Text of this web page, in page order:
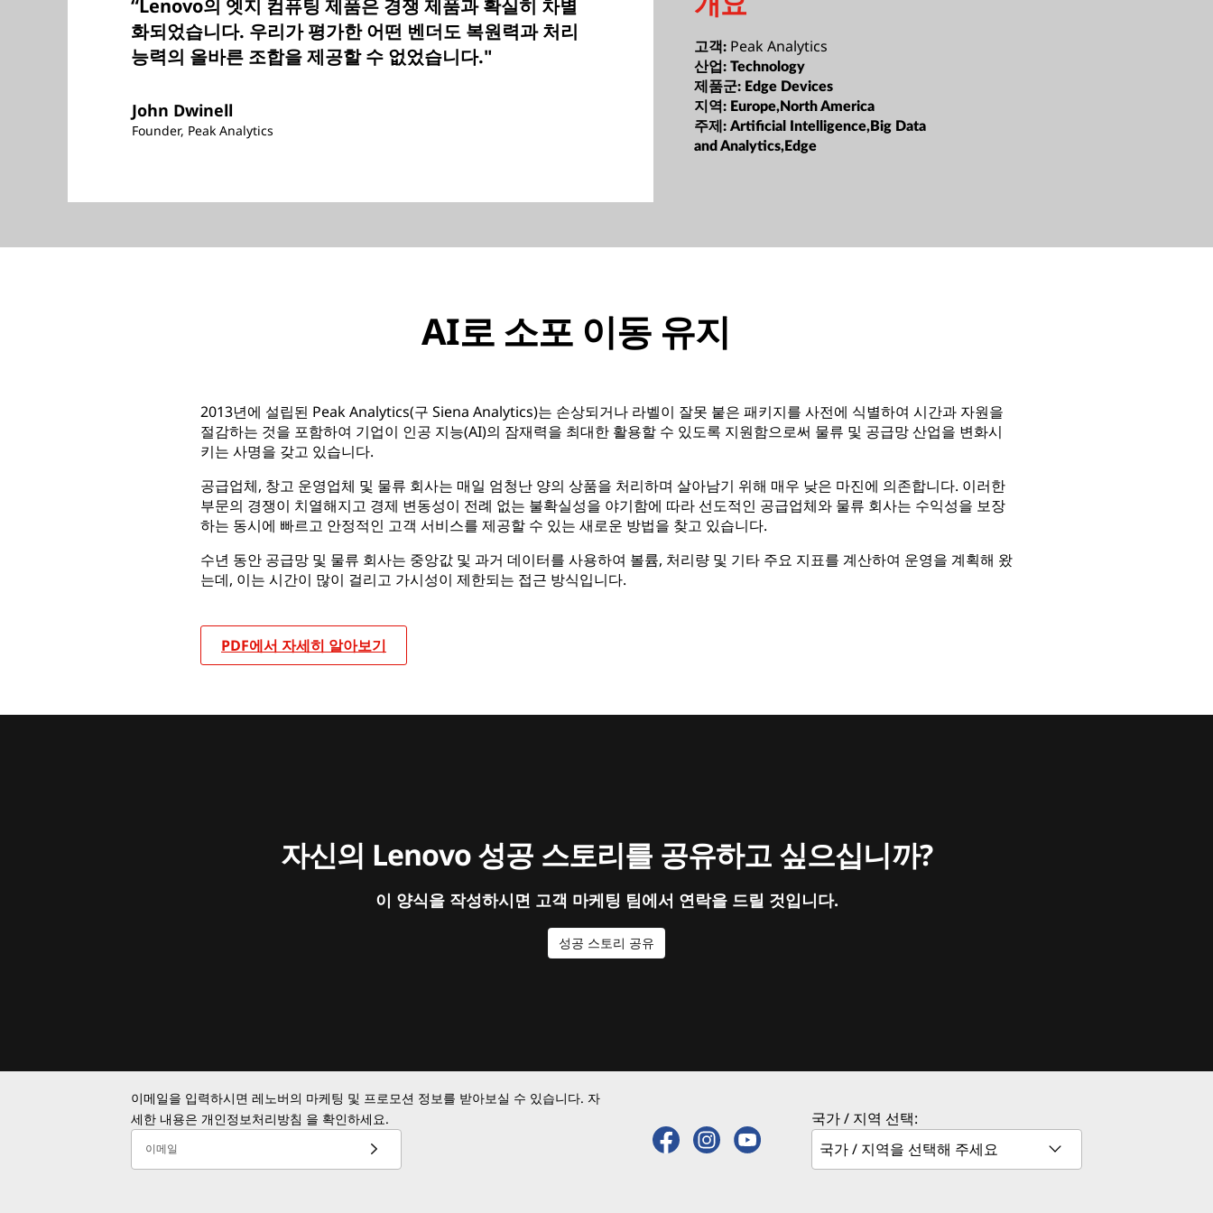
“Lenovo의 엣지 컴퓨팅 제품은 경쟁 제품과 확실히 차별
화되었습니다. 우리가 평가한 어떤 벤더도 복원력과 처리
능력의 올바른 조합을 제공할 수 없었습니다."
John Dwinell
Founder, Peak Analytics
고객: Peak Analytics
산업:Technology
제품군: Edge Devices
지역: Europe,North America
주제:Artificial Intelligence,Big Data
and Analytics,Edge
AI로 소포 이동 유지
2013년에 설립된 Peak Analytics(구 Siena Analytics)는 손상되거나 라벨이 잘못 붙은 패키지를 사전에 식별하여 시간과 자원을
절감하는 것을 포함하여 기업이 인공 지능(AI)의 잠재력을 최대한 활용할 수 있도록 지원함으로써 물류 및 공급망 산업을 변화시
키는 사명을 갖고 있습니다.
공급업체, 창고 운영업체 및 물류 회사는 매일 엄청난 양의 상품을 처리하며 살아남기 위해 매우 낮은 마진에 의존합니다. 이러한
부문의 경쟁이 치열해지고 경제 변동성이 전례 없는 불확실성을 야기함에 따라 선도적인 공급업체와 물류 회사는 수익성을 보장
하는 동시에 빠르고 안정적인 고객 서비스를 제공할 수 있는 새로운 방법을 찾고 있습니다.
수년 동안 공급망 및 물류 회사는 중앙값 및 과거 데이터를 사용하여 볼륨, 처리량 및 기타 주요 지표를 계산하여 운영을 계획해 왔
는데, 이는 시간이 많이 걸리고 가시성이 제한되는 접근 방식입니다.
PDF에서 자세히 알아보기
자신의 Lenovo 성공 스토리를 공유하고 싶으십니까?
이 양식을 작성하시면 고객 마케팅 팀에서 연락을 드릴 것입니다.
성공 스토리 공유
이메일을 입력하시면 레노버의 마케팅 및 프로모션 정보를 받아보실 수 있습니다. 자
세한 내용은 개인정보처리방침 을 확인하세요.
이메일
국가 / 지역 선택: